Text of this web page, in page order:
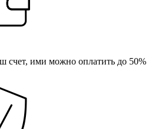
счет, ими можно оплатить до 50%